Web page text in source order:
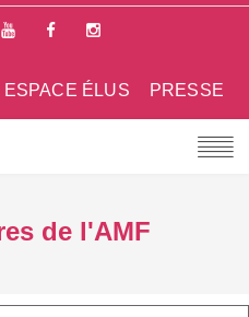
PRESSE
ESPACE ÉLUS
de l'AMF